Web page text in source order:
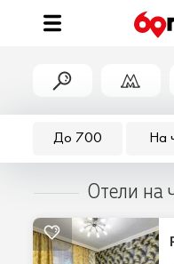
До 700 На
Отели на